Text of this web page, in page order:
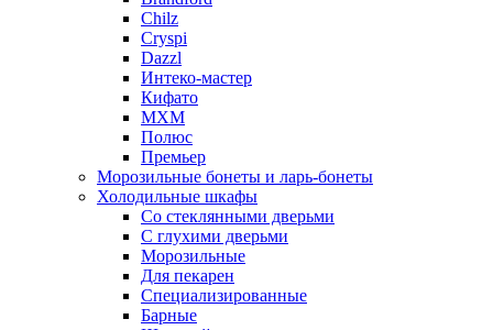
Chilz
Cryspi
Dazzl
Интеко-мастер
Кифато
МХМ
Полюс
Премьер
Морозильные бонеты и ларь-бонеты
Холодильные шкафы
Со стеклянными дверьми
С глухими дверьми
Морозильные
Для пекарен
Специализированные
Барные